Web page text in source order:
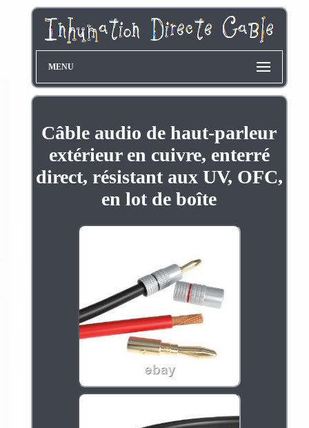
MENU
Câble audio de haut-parleur
extérieur en cuivre, enterré
direct, résistant aux UV, OFC,
en lot de boîte